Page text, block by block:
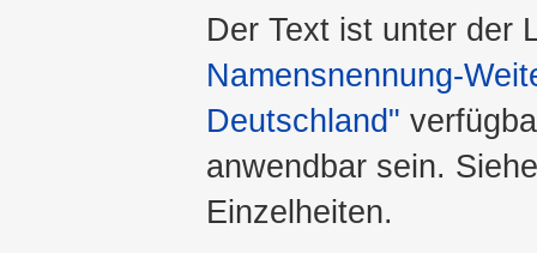
Der Text ist unter der
Namensnennung-
Deutschland"
anwendbar sein.
Einzelheiten.